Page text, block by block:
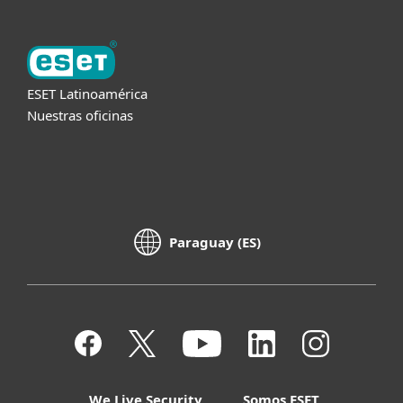
ESET Latinoamérica
Nuestras oficinas
Paraguay (ES)
We Live Security Somos ESET